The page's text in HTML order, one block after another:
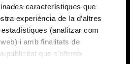
característiques que
experiència de la d’altres
(analitzar com
i amb finalitats de
publicitat que s’ofereix